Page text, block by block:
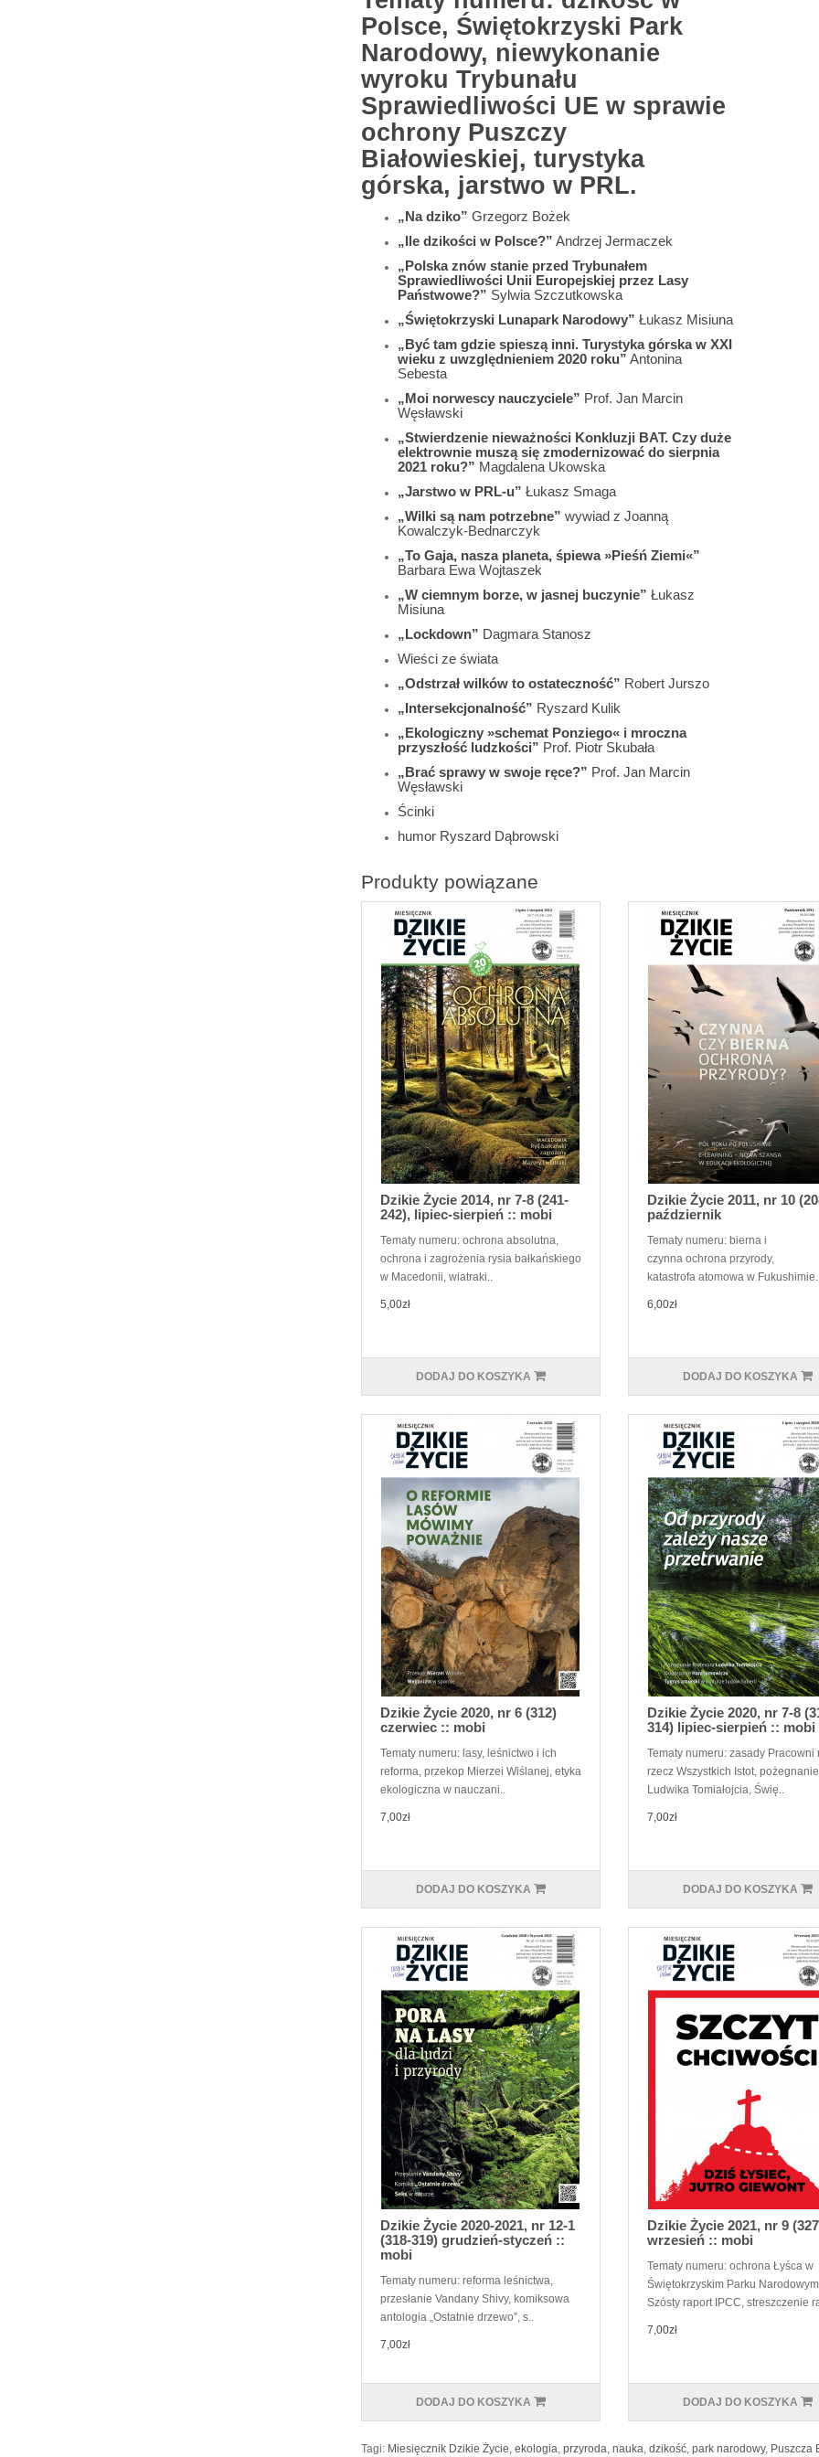
Polsce, Świętokrzyski Park
Narodowy, niewykonanie
wyroku Trybunału
Sprawiedliwości UE w sprawie
ochrony Puszczy
Białowieskiej, turystyka
górska, jarstwo w PRL.
„Na dziko” Grzegorz Bożek
„Ile dzikości w Polsce?” Andrzej Jermaczek
„Polska znów stanie przed Trybunałem
Sprawiedliwości Unii Europejskiej przez Lasy
Państwowe?” Sylwia Szczutkowska
„Świętokrzyski Lunapark Narodowy” Łukasz Misiuna
„Być tam gdzie spieszą inni. Turystyka górska w XXI
wieku z uwzględnieniem 2020 roku” Antonina
Sebesta
„Moi norwescy nauczyciele” Prof. Jan Marcin
Węsławski
„Stwierdzenie nieważności Konkluzji BAT. Czy duże
elektrownie muszą się zmodernizować do sierpnia
2021 roku?” Magdalena Ukowska
„Jarstwo w PRL-u” Łukasz Smaga
„Wilki są nam potrzebne” wywiad z Joanną
Kowalczyk-Bednarczyk
„To Gaja, nasza planeta, śpiewa »Pieśń Ziemi«”
Barbara Ewa Wojtaszek
„W ciemnym borze, w jasnej buczynie” Łukasz
Misiuna
„Lockdown” Dagmara Stanosz
Wieści ze świata
„Odstrzał wilków to ostateczność” Robert Jurszo
„Intersekcjonalność” Ryszard Kulik
„Ekologiczny »schemat Ponziego« i mroczna
przyszłość ludzkości” Prof. Piotr Skubała
„Brać sprawy w swoje ręce?” Prof. Jan Marcin
Węsławski
Ścinki
humor Ryszard Dąbrowski
Produkty powiązane
Dzikie Życie 2014, nr 7-8 (241-
242), lipiec-sierpień :: mobi
Tematy numeru: ochrona absolutna,
ochrona i zagrożenia rysia bałkańskiego
w Macedonii, wiatraki..
5,00zł
DODAJ DO KOSZYKA
Dzikie Życie 2011, nr 10
październik
Tematy numeru: bierna i
czynna ochrona przyrody,
katastrofa atomowa w
6,00zł
DODAJ DO KOSZYKA
Dzikie Życie 2020, nr 6 (312)
czerwiec :: mobi
Tematy numeru: lasy, leśnictwo i ich
reforma, przekop Mierzei Wiślanej, etyka
ekologiczna w nauczani..
7,00zł
DODAJ DO KOSZYKA
Dzikie Życie 2020, nr 7-8
314) lipiec-sierpień :: mobi
Tematy numeru: zasady Pracowni
rzecz Wszystkich Istot,
Ludwika Tomiałojcia, Świę..
7,00zł
DODAJ DO KOSZYKA
Dzikie Życie 2020-2021, nr 12-1
(318-319) grudzień-styczeń ::
mobi
Tematy numeru: reforma leśnictwa,
przesłanie Vandany Shivy, komiksowa
antologia „Ostatnie drzewo”, s..
7,00zł
DODAJ DO KOSZYKA
Dzikie Życie 2021, nr 9
wrzesień :: mobi
Tematy numeru: ochrona Łyśca w
Świętokrzyskim Parku
Szósty raport IPCC, streszczenie
7,00zł
DODAJ DO KOSZYKA
Tagi: Miesięcznik Dzikie Życie, ekologia, przyroda, nauka, dzikość, park narodowy, Puszcza